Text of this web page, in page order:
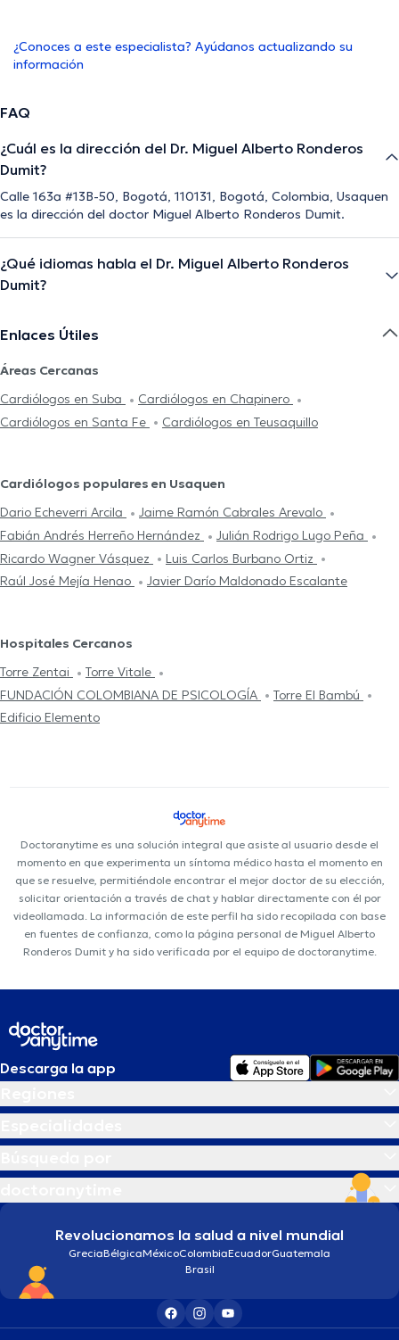
¿Conoces a este especialista? Ayúdanos actualizando su
información
FAQ
¿Cuál es la dirección del Dr. Miguel Alberto Ronderos
Dumit?
Calle 163a #13B-50, Bogotá, 110131, Bogotá, Colombia, Usaquen
es la dirección del doctor Miguel Alberto Ronderos Dumit.
¿Qué idiomas habla el Dr. Miguel Alberto Ronderos
Dumit?
Enlaces Útiles
Áreas Cercanas
Cardiólogos en Suba
Cardiólogos en Chapinero
Cardiólogos en Santa Fe
Cardiólogos en Teusaquillo
Cardiólogos populares en Usaquen
Dario Echeverri Arcila
Jaime Ramón Cabrales Arevalo
Fabián Andrés Herreño Hernández
Julián Rodrigo Lugo Peña
Ricardo Wagner Vásquez
Luis Carlos Burbano Ortiz
Raúl José Mejía Henao
Javier Darío Maldonado Escalante
Hospitales Cercanos
Torre Zentai
Torre Vitale
FUNDACIÓN COLOMBIANA DE PSICOLOGÍA
Torre El Bambú
Edificio Elemento
Doctoranytime es una solución integral que asiste al usuario desde el
momento en que experimenta un síntoma médico hasta el momento en
que se resuelve, permitiéndole encontrar el mejor doctor de su elección,
solicitar orientación a través de chat y hablar directamente con él por
videollamada. La información de este perfil ha sido recopilada con base
en fuentes de confianza, como la página personal de Miguel Alberto
Ronderos Dumit y ha sido verificada por el equipo de doctoranytime.
Descarga la app
Revolucionamos la salud a nivel mundial
GreciaBélgicaMéxicoColombiaEcuadorGuatemala
Brasil